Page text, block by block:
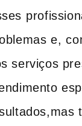
e,⁣
serviços